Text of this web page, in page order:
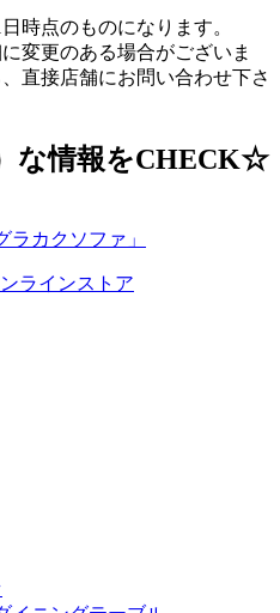
時点のものになります。
変更のある場合がございま
直接店舗にお問い合わせ下さ
な情報をCHECK☆
ラインストア